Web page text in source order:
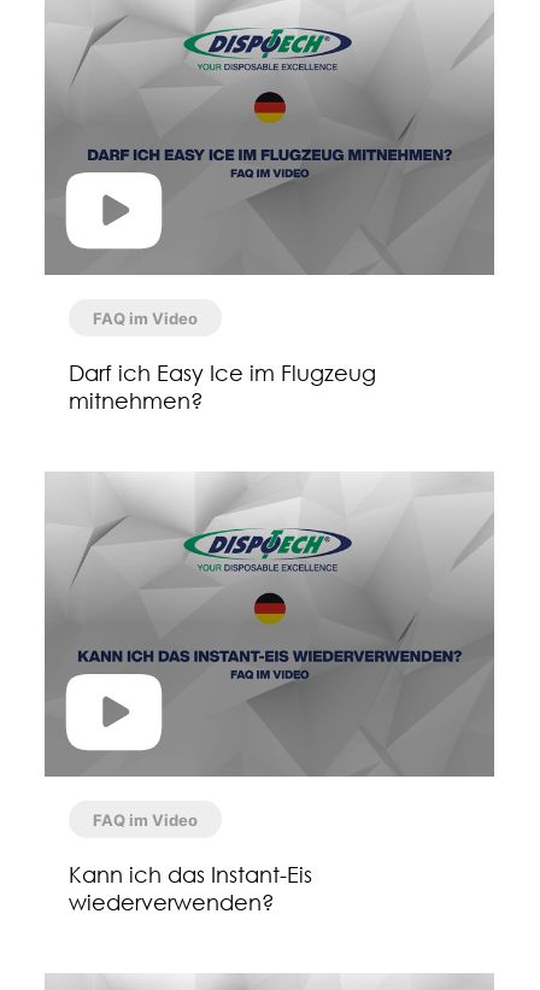
FAQ im Video
Darf ich Easy Ice im Flugzeug
mitnehmen?
FAQ im Video
Kann ich das Instant-Eis
wiederverwenden?